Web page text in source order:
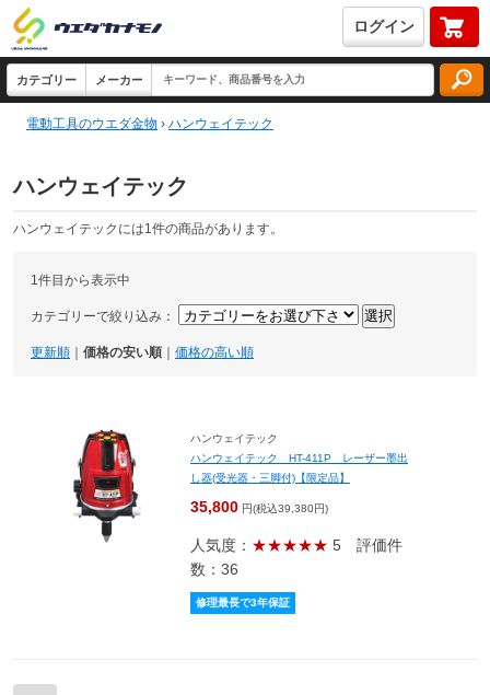
ログイン
電動工具のウエダ金物 › ハンウェイテック
ハンウェイテック
ハンウェイテックには1件の商品があります。
1件目から表示中
カテゴリーで絞り込み：
更新順 価格の安い順 価格の高い順
ハンウェイテック
ハンウェイテック HT-411P レーザー墨出
し器(受光器・三脚付)【限定品】
35,800 円(税込39,380円)
人気度： ★★★★★ 5 評価件
数：36
修理最長で3年保証